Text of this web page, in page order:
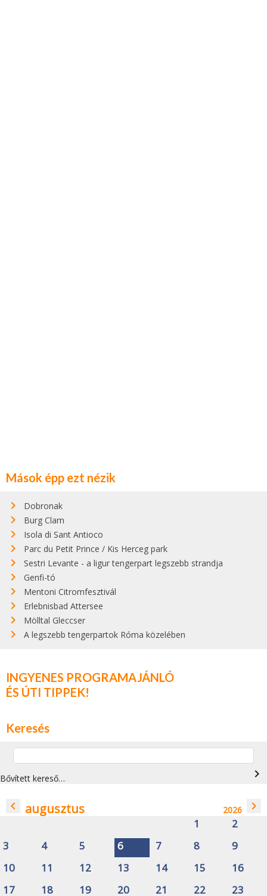
Mások épp ezt nézik
Dobronak
Burg Clam
Isola di Sant Antioco
Parc du Petit Prince / Kis Herceg park
Sestri Levante - a ligur tengerpart legszebb strandja
Genfi-tó
Mentoni Citromfesztivál
Erlebnisbad Attersee
Mölltal Gleccser
A legszebb tengerpartok Róma közelében
INGYENES PROGRAMAJÁNLÓ
ÉS ÚTI TIPPEK!
Keresés
Bővített kereső… navigate_next
navigate_before augusztus 2026 navigate_next
1
2
3
4 5 6 7 8
9
10
11 12 13 14 15
16
17
18 19 20 21 22 23